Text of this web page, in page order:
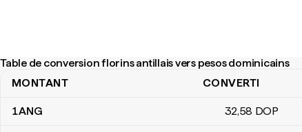
Table de conversion florins antillais vers pesos dominicains
Table de conversion florins antillais vers pesos dominicains
MONTANT CONVERTI
1ANG 32,58 DOP